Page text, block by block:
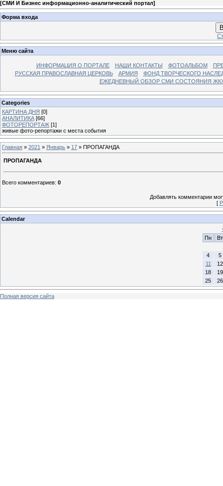
[СМИ И Бизнес информационно-аналитический портал]
Форма входа
Меню сайта
ИНФОРМАЦИЯ О ПОРТАЛЕ НАШИ КОНТАКТЫ ФОТОАЛЬБОМ
РУССКАЯ ПРАВОСЛАВНАЯ ЦЕРКОВЬ
АРМИЯ
ФОНД ТВОРЧЕСКОГО
ЕЖЕДНЕВНЫЙ ОБЗОР СМИ СОСТОЯНИЯ
Categories
КАРТИНА ДНЯ [0]
АНАЛИТИКА [66]
ФОТОРЕПОРТАЖ [1]
живые фото-репортажи с места события
Главная » 2021 » Январь » 17 » ПРОПАГАНДА
ПРОПАГАНДА
Всего комментариев: 0
Добавлять комментарии
[
Calendar
Пн
Вт
4
5
11
12
18
19
25
26
Полная версия сайта